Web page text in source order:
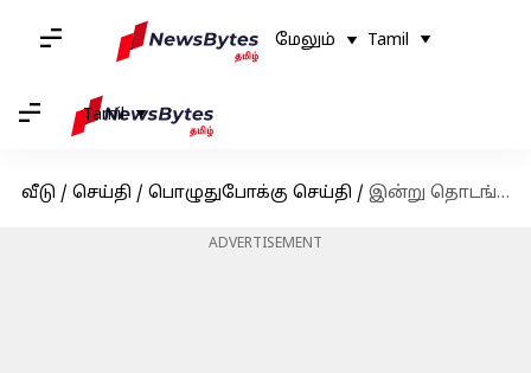
மேலும் Tamil
Tamil
வீடு / செய்தி / பொழுதுபோக்கு செய்தி / இன்று தொடங்குகிறது பிக் பாஸ் சீசன் 7- போட்டியாளர்கள் இதோ
ADVERTISEMENT